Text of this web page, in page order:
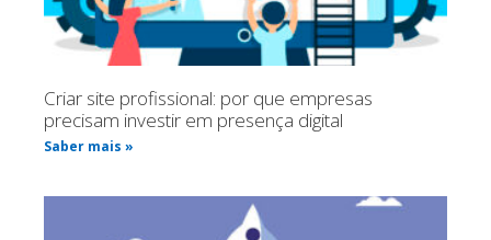
Criar site profissional: por que empresas
precisam investir em presença digital
Saber mais »